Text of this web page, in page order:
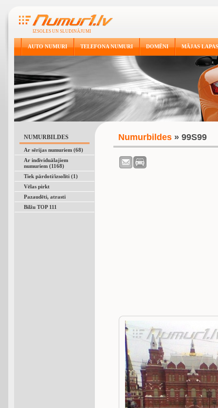
IZSOLES UN SLUDINĀJUMI
AUTO NUMURI TELEFONA NUMURI DOMĒNI MĀJAS LAPAS
NUMURBILDES
Ar sērijas numuriem (68)
Ar individuālajiem
numuriem (1168)
Tiek pārdoti/izsolīti (1)
Vēlas pirkt
Pazaudēti, atrasti
Bilžu TOP 111
Numurbildes» 99S99